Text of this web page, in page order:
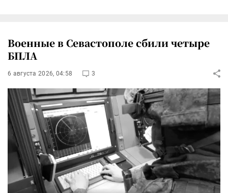
Военные в Севастополе сбили четыре
БПЛА
6 августа 2026, 04:58 3